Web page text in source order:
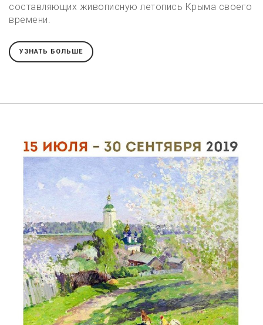
составляющих живописную летопись Крыма своего
времени.
УЗНАТЬ БОЛЬШЕ